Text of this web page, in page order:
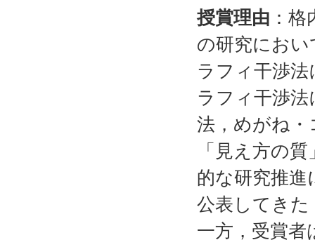
授賞理由 ：
の研究にお
ラフィ干渉
ラフィ干渉
法，めがね
「見え方の
的な研究推進
公表してきた
一方，受賞者